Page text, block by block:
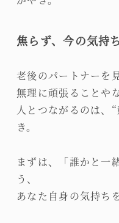
焦らず、今の気持
老後のパートナーを
無理に頑張ることや
人とつながるのは、
き。
まずは、「誰かと一
う、
あなた自身の気持ち